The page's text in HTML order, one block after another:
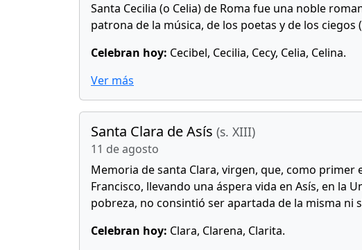
Santa Cecilia (o Celia) de Roma fue una noble
patrona de la música, de los poetas y de los ciegos
Celebran hoy: Cecibel, Cecilia, Cecy, Celia, Celina.
Ver más
Santa Clara de Asís (s. XIII)
11 de agosto
Memoria de santa Clara, virgen, que, como primer
Francisco, llevando una áspera vida en Asís, en la
pobreza, no consintió ser apartada de la misma ni
Celebran hoy: Clara, Clarena, Clarita.